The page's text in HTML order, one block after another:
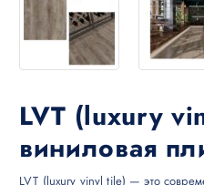
LVT (luxury
виниловая
LVT (luxury vinyl tile) — это